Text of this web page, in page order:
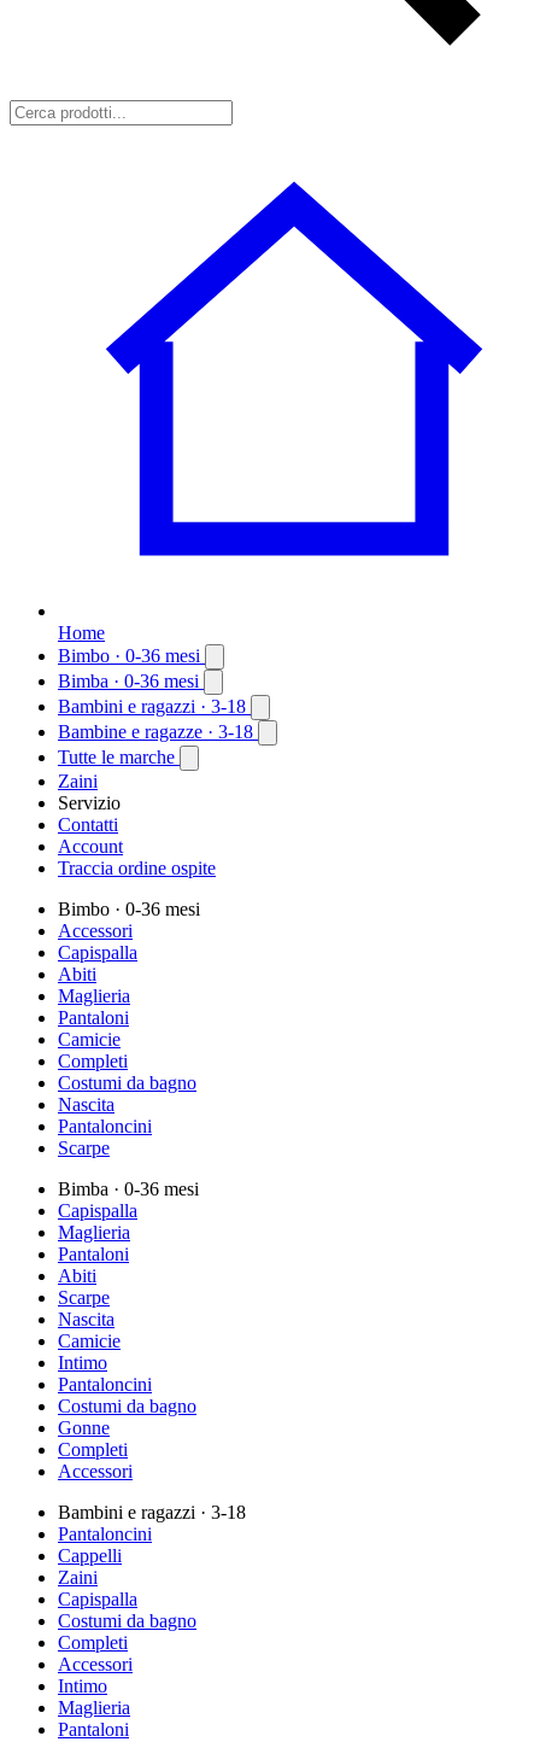
Home
Bimbo · 0-36 mesi
Bimba · 0-36 mesi
Bambini e ragazzi · 3-18
Bambine e ragazze · 3-18
Tutte le marche
Zaini
Servizio
Contatti
Account
Traccia ordine ospite
Bimbo · 0-36 mesi
Accessori
Capispalla
Abiti
Maglieria
Pantaloni
Camicie
Completi
Costumi da bagno
Nascita
Pantaloncini
Scarpe
Bimba · 0-36 mesi
Capispalla
Maglieria
Pantaloni
Abiti
Scarpe
Nascita
Camicie
Intimo
Pantaloncini
Costumi da bagno
Gonne
Completi
Accessori
Bambini e ragazzi · 3-18
Pantaloncini
Cappelli
Zaini
Capispalla
Costumi da bagno
Completi
Accessori
Intimo
Maglieria
Pantaloni